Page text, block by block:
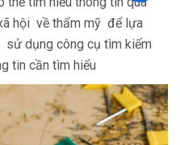
hội về thẩm mỹ để lựa
sử dụng công cụ tìm kiếm
tin cần tìm hiểu